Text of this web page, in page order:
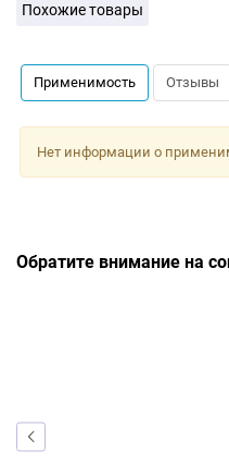
Похожие товары
Применимость Отзывы
Нет информации о
Обратите внимание на